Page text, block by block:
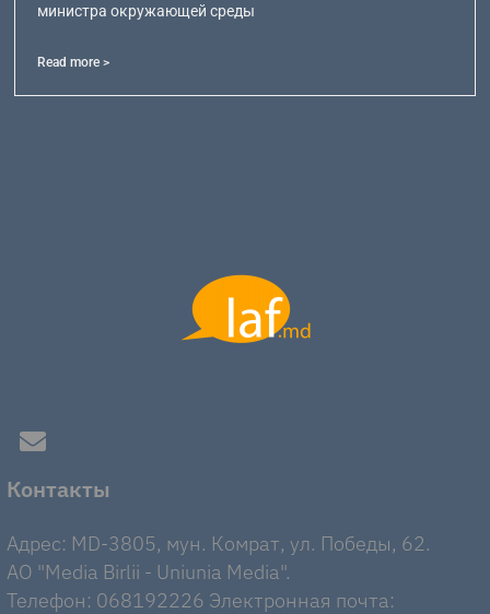
министра окружающей среды
Read more >
Контакты
Адрес: MD-3805, мун. Комрат, ул. Победы, 62.
AO "Media Birlii - Uniunia Media".
Телефон: 068192226 Электронная почта: